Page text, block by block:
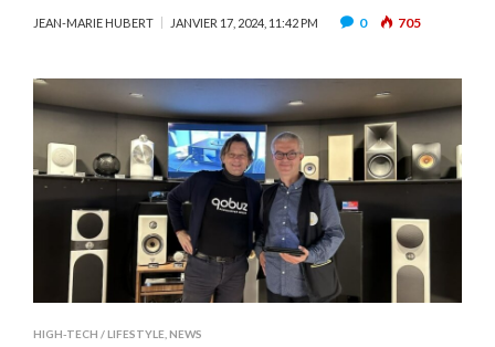
JEAN-MARIE HUBERT JANVIER 17, 2024, 11:42 PM 0 705
HIGH-TECH / LIFESTYLE,NEWS